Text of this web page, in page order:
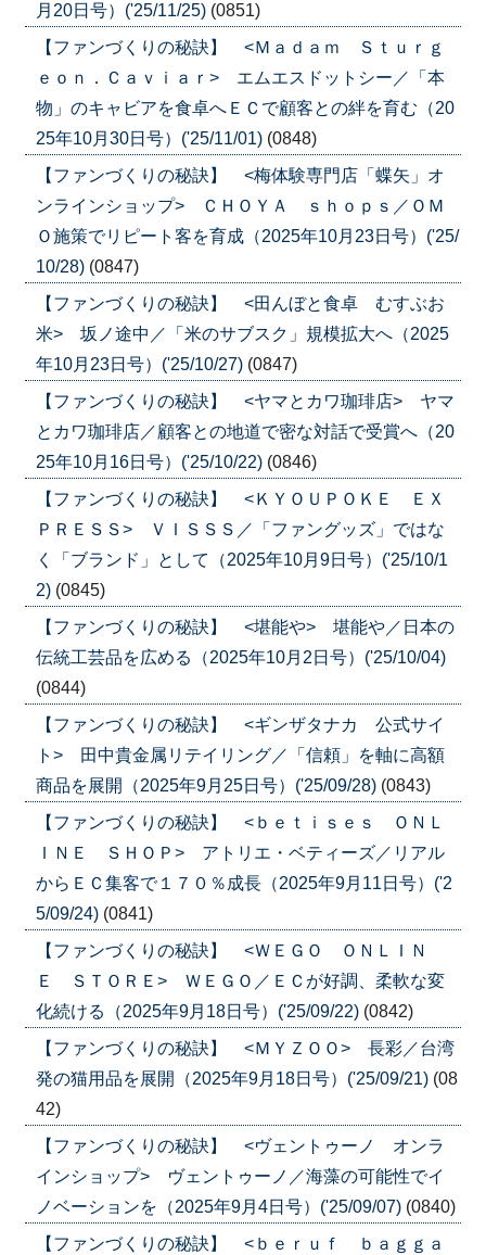
月20日号）('25/11/25) (0851)
【ファンづくりの秘訣】 <Ｍａｄａｍ Ｓｔｕｒｇ
ｅｏｎ．Ｃａｖｉａｒ> エムエスドットシー／「本
物」のキャビアを食卓へＥＣで顧客との絆を育む（20
25年10月30日号）('25/11/01) (0848)
【ファンづくりの秘訣】 <梅体験専門店「蝶矢」オ
ンラインショップ> ＣＨＯＹＡ ｓｈｏｐｓ／ＯＭ
Ｏ施策でリピート客を育成（2025年10月23日号）('25/
10/28) (0847)
【ファンづくりの秘訣】 <田んぼと食卓 むすぶお
米> 坂ノ途中／「米のサブスク」規模拡大へ（2025
年10月23日号）('25/10/27) (0847)
【ファンづくりの秘訣】 <ヤマとカワ珈琲店> ヤマ
とカワ珈琲店／顧客との地道で密な対話で受賞へ（20
25年10月16日号）('25/10/22) (0846)
【ファンづくりの秘訣】 <ＫＹＯＵＰＯＫＥ ＥＸ
ＰＲＥＳＳ> ＶＩＳＳＳ／「ファングッズ」ではな
く「ブランド」として（2025年10月9日号）('25/10/1
2) (0845)
【ファンづくりの秘訣】 <堪能や> 堪能や／日本の
伝統工芸品を広める（2025年10月2日号）('25/10/04)
(0844)
【ファンづくりの秘訣】 <ギンザタナカ 公式サイ
ト> 田中貴金属リテイリング／「信頼」を軸に高額
商品を展開（2025年9月25日号）('25/09/28) (0843)
【ファンづくりの秘訣】 <ｂｅｔｉｓｅｓ ＯＮＬ
ＩＮＥ ＳＨＯＰ> アトリエ・ベティーズ／リアル
からＥＣ集客で１７０％成長（2025年9月11日号）('2
5/09/24) (0841)
【ファンづくりの秘訣】 <ＷＥＧＯ ＯＮＬＩＮ
Ｅ ＳＴＯＲＥ> ＷＥＧＯ／ＥＣが好調、柔軟な変
化続ける（2025年9月18日号）('25/09/22) (0842)
【ファンづくりの秘訣】 <ＭＹＺＯＯ> 長彩／台湾
発の猫用品を展開（2025年9月18日号）('25/09/21) (08
42)
【ファンづくりの秘訣】 <ヴェントゥーノ オンラ
インショップ> ヴェントゥーノ／海藻の可能性でイ
ノベーションを（2025年9月4日号）('25/09/07) (0840)
【ファンづくりの秘訣】 <ｂｅｒｕｆ ｂａｇｇａ